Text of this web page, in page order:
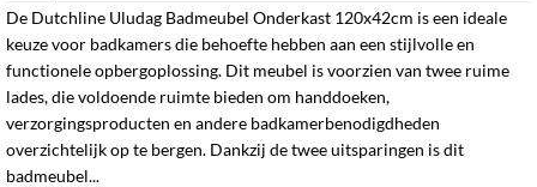
De Dutchline Uludag Badmeubel Onderkast 120x42cm is een ideale
keuze voor badkamers die behoefte hebben aan een stijlvolle en
functionele opbergoplossing. Dit meubel is voorzien van twee ruime
lades, die voldoende ruimte bieden om handdoeken,
verzorgingsproducten en andere badkamerbenodigdheden
overzichtelijk op te bergen. Dankzij de twee uitsparingen is dit
badmeubel...